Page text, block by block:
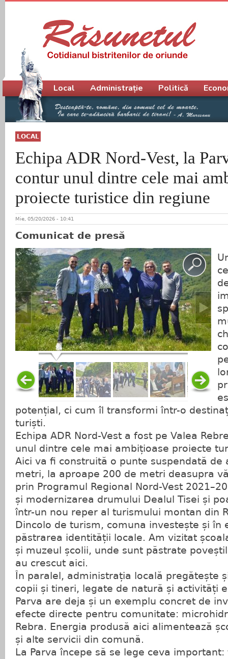
LOCAL
Echipa ADR Nord-Vest, la
contur unul dintre cele mai
proiecte turistice din regiune
Mie, 05/20/2026 - 10:41
Comunicat de presă
potențial, ci cum îl transformi într-o
turiști.
Echipa ADR Nord-Vest a fost pe Valea
unul dintre cele mai ambițioase proiecte
Aici va fi construită o punte suspendată de
metri, la aproape 200 de metri deasupra
prin Programul Regional Nord-Vest
și modernizarea drumului Dealul Tisei și
într-un nou reper al turismului montan din
Dincolo de turism, comuna investește și în
păstrarea identității locale. Am vizitat
și muzeul școlii, unde sunt păstrate
au crescut aici.
În paralel, administrația locală pregătește
copii și tineri, legate de natură și activități
Parva are deja și un exemplu concret de
efecte directe pentru comunitate:
Rebra. Energia produsă aici alimentează
și alte servicii din comună.
La Parva începe să se lege ceva
Meniu principal
Local Administrație Politică